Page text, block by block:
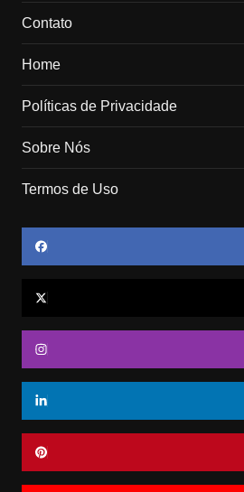
Contato
Home
Políticas de Privacidade
Sobre Nós
Termos de Uso